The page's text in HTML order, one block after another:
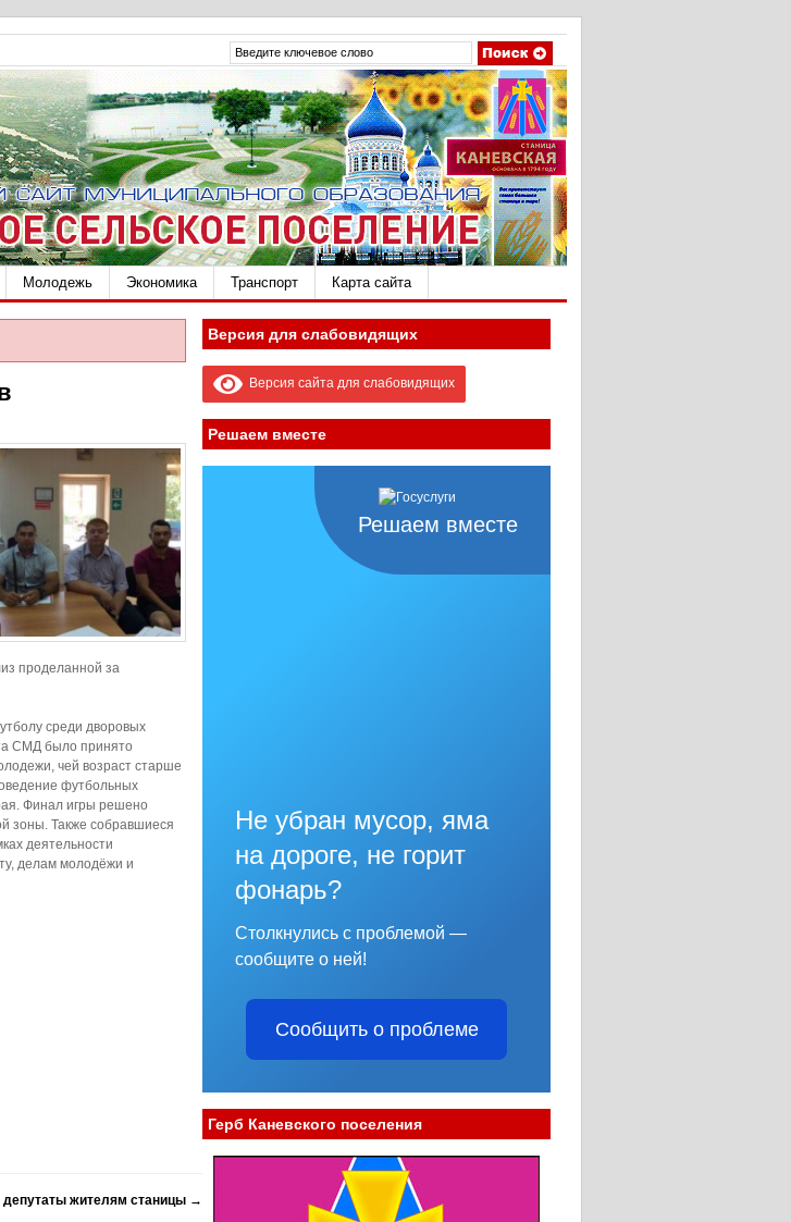
Молодежь Экономика Транспорт Карта сайта
проделанной за
среди дворовых
СМД было принято
чей возраст старше
футбольных
Финал игры решено
зоны. Также собравшиеся
деятельности
делам молодёжи и
жителям станицы →
Версия для слабовидящих
Версия сайта для слабовидящих
Решаем вместе
Решаем вместе
Не убран мусор, яма
на дороге, не горит
фонарь?
Столкнулись с проблемой —
сообщите о ней!
Сообщить о проблеме
Герб Каневского поселения